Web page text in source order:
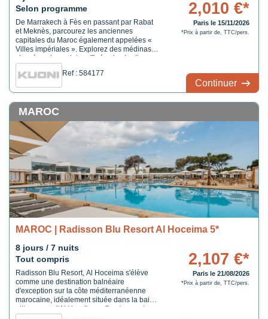
Selon programme
De Marrakech à Fès en passant par Rabat
et Meknès, parcourez les anciennes
capitales du Maroc également appelées «
Villes impériales ». Explorez des médinas
classées, des palais raffinés, des jardins
cachés et des maisons d’artisans. Plongez
au cœur du Maroc entre découvertes
culturelles et culinaires, le tout au rythme
régulier des paysages défilant depuis le
train ou le bus. Un voyage vibrant d’histoire,
de parfums et de saveurs, au cœur d’un
patrimoine vivant.
Ref : 584177
2,010 €*
Paris le 15/11/2026
*Prix à partir de, TTC/pers.
Continuer
MAROC
MAROC | Radisson Blu Resort Al Hoceima 5*
8 jours / 7 nuits
Tout compris
Radisson Blu Resort, Al Hoceima s'élève
comme une destination balnéaire
d'exception sur la côte méditerranéenne
marocaine, idéalement située dans la baie
pittoresque d'Al Hoceïma, offrant un cadre
2,107 €*
Paris le 21/08/2026
*Prix à partir de, TTC/pers.